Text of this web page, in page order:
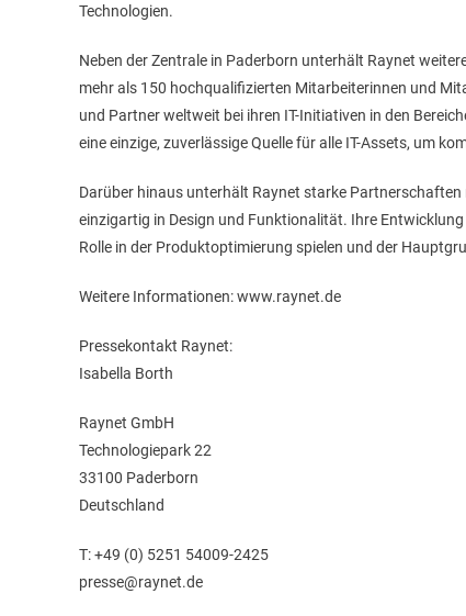
Technologien.
Neben der Zentrale in Paderborn unterhält Raynet
mehr als 150 hochqualifizierten Mitarbeiterinnen und
und Partner weltweit bei ihren IT-Initiativen in den
eine einzige, zuverlässige Quelle für alle IT-Assets, um
Darüber hinaus unterhält Raynet starke
einzigartig in Design und Funktionalität. Ihre
Rolle in der Produktoptimierung spielen und der
Weitere Informationen: www.raynet.de
Pressekontakt Raynet:
Isabella Borth
Raynet GmbH
Technologiepark 22
33100 Paderborn
Deutschland
T: +49 (0) 5251 54009-2425
presse@raynet.de